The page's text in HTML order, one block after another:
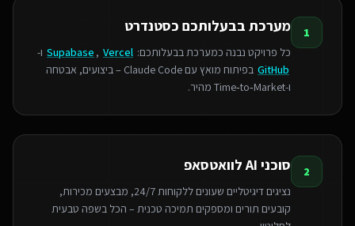
1 מערכת בבעלותכם כסטנדרט
כל פרויקט נבנה כמערכת בבעלותכם: Supabase , Vercel
ו-
GitHub
בפיתוח מואץ עם Claude Code – ביצועים, אבטחה
ו‑Time‑to‑Market מהיר.
2 סוכני AI לוואטסאפ
נציגים דיגיטליים שעונים ללקוחות 24/7, מבצעים מכירות,
קובעים תורים ומספקים תמיכה טכנית – הכל בשפה טבעית